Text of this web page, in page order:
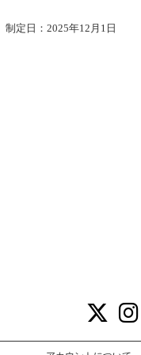
制定日：2025年12月1日